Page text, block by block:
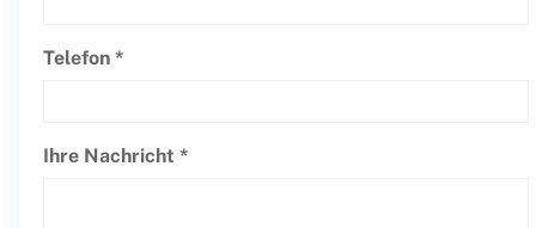
Telefon *
Ihre Nachricht *